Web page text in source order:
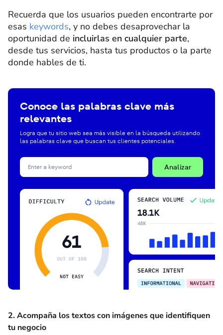
Recuerda que los usuarios pueden encontrarte por
esas keywords, y no debes desaprovechar la
oportunidad de incluirlas en cualquier parte,
desde tus servicios, hasta tus productos o la parte
donde hables de ti.
Conoce las palabras clave más
relevantes
Logra que tu sitio web sea más visible en la búsqueda utilizando
las palabras clave que buscan tus clientes potenciales.
Analizar
2. Acompaña los textos con imágenes que identifiquen
tu negocio